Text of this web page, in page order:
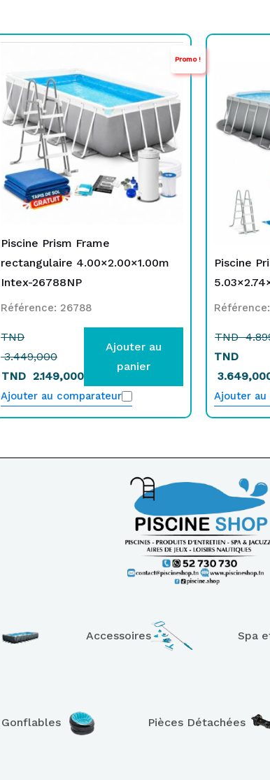
Promo !
Piscine Prism Frame
rectangulaire 4.00×2.00×1.00m
Intex-26788NP
Référence: 26788
TND
3.449,000
Le
initial
était :
TND
3.449,000.
TND 2.149,000
Le
actuel
est :
TND
2.149,000.
Ajouter au
panier
Ajouter au comparateur
Piscine
TND
TND
Ajouter au
Accessoires Spa
Gonflables Pièces Détachées